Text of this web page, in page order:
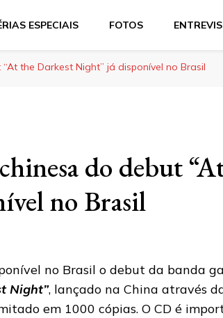
ESPECIAIS FOTOS
the Darkest Night” já disponível no Brasil
do debut
no Brasil
no Brasil o debut da banda
Night”, lançado na China através
em 1000 cópias. O CD é